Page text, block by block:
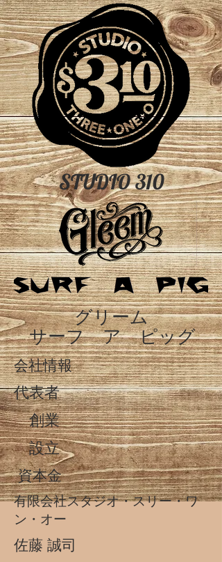
STUDIO 310
グリーム
サーフ ア ピッグ
​会社情報
​代表者
​ 創業
​ 設立
​ 資本金
​有限会社スタジオ・スリー・ワ
ン・オー
​佐藤 誠司